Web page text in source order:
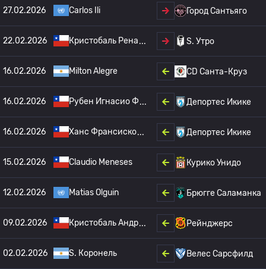
27.02.2026 Carlos Ili Город Сантьяго
22.02.2026 Кристобаль Рена S. Утро
16.02.2026 Milton Alegre CD Санта-Круз
16.02.2026 Рубен Игнасио Ф Депортес Икике
16.02.2026 Ханс Франсиско Депортес Икике
15.02.2026 Claudio Meneses Курико Унидо
12.02.2026 Matias Olguin Брюгге Саламанка
09.02.2026 Кристобаль Андр Рейнджерс
02.02.2026 S. Коронель Велес Сарсфилд